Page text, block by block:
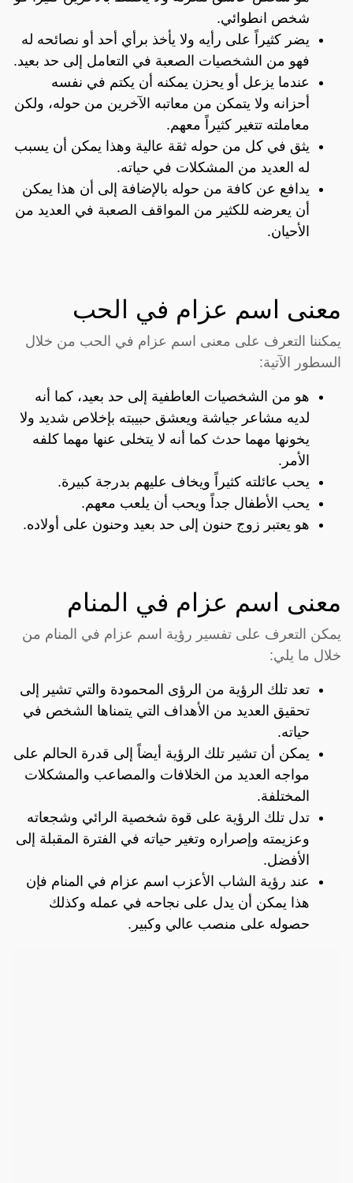
شخص انطوائي.
يضر كثيراً على رأيه ولا يأخذ برأي أحد أو نصائحه له
فهو من الشخصيات الصعبة في التعامل إلى حد بعيد.
عندما يزعل أو يحزن يمكنه أن يكتم في نفسه
أحزانه ولا يتمكن من معاتبه الآخرين من حوله، ولكن
معاملته تتغير كثيراً معهم.
يثق في كل من حوله ثقة عالية وهذا يمكن أن يسبب
له العديد من المشكلات في حياته.
يدافع عن كافة من حوله بالإضافة إلى أن هذا يمكن
أن يعرضه للكثير من المواقف الصعبة في العديد من
الأحيان.
معنى اسم عزام في الحب
يمكننا التعرف على معنى اسم عزام في الحب من خلال
السطور الآتية:
هو من الشخصيات العاطفية إلى حد بعيد، كما أنه
لديه مشاعر جياشة ويعشق حبيبته بإخلاص شديد ولا
يخونها مهما حدث كما أنه لا يتخلى عنها مهما كلفه
الأمر.
يحب عائلته كثيراً ويخاف عليهم بدرجة كبيرة.
يحب الأطفال جداً ويحب أن يلعب معهم.
هو يعتبر زوج حنون إلى حد بعيد وحنون على أولاده.
معنى اسم عزام في المنام
يمكن التعرف على تفسير رؤية اسم عزام في المنام من
خلال ما يلي:
تعد تلك الرؤية من الرؤى المحمودة والتي تشير إلى
تحقيق العديد من الأهداف التي يتمناها الشخص في
حياته.
يمكن أن تشير تلك الرؤية أيضاً إلى قدرة الحالم على
مواجه العديد من الخلافات والمصاعب والمشكلات
المختلفة.
تدل تلك الرؤية على قوة شخصية الرائي وشجعاته
وعزيمته وإصراره وتغير حياته في الفترة المقبلة إلى
الأفضل.
عند رؤية الشاب الأعزب اسم عزام في المنام فإن
هذا يمكن أن يدل على نجاحه في عمله وكذلك
حصوله على منصب عالي وكبير.